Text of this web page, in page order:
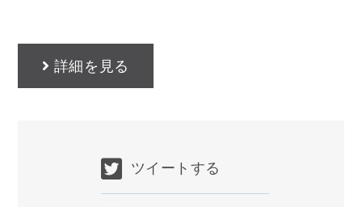
詳細を見る
ツイートする